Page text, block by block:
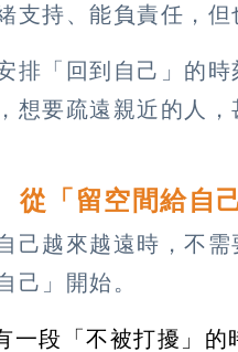
持、能負責任，但
排「回到自己」的
想要疏遠親近的人
從「留空間給自
己越來越遠時，不
己」開始。
一段「不被打擾」